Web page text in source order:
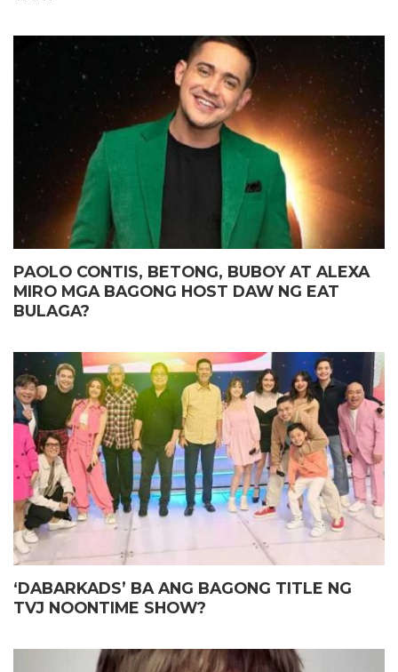
PAOLO CONTIS, BETONG, BUBOY AT ALEXA
MIRO MGA BAGONG HOST DAW NG EAT
BULAGA?
‘DABARKADS’ BA ANG BAGONG TITLE NG
TVJ NOONTIME SHOW?